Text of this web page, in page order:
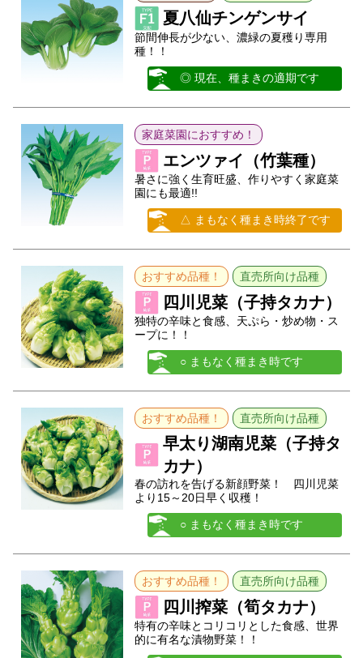
夏八仙チンゲンサイ
節間伸長が少ない、濃緑の夏穫り専用
種！！
◎ 現在、種まきの適期です
家庭菜園におすすめ！
エンツァイ（竹葉種）
暑さに強く生育旺盛、作りやすく家庭菜
園にも最適!!
△ まもなく種まき時終了です
おすすめ品種！ 直売所向け品種
四川児菜（子持タカナ）
独特の辛味と食感、天ぷら・炒め物・ス
ープに！！
○ まもなく種まき時です
おすすめ品種！ 直売所向け品種
早太り湖南児菜（子持タ
カナ）
春の訪れを告げる新顔野菜！ 四川児菜
より15～20日早く収穫！
○ まもなく種まき時です
おすすめ品種！ 直売所向け品種
四川搾菜（筍タカナ）
特有の辛味とコリコリとした食感、世界
的に有名な漬物野菜！！